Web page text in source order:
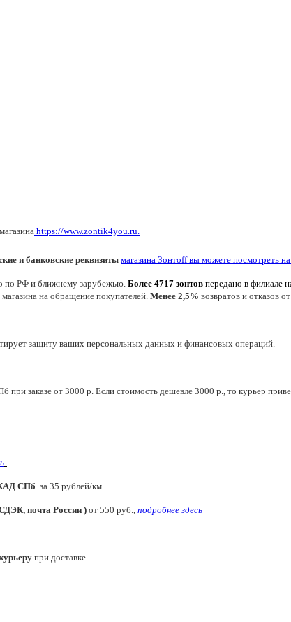
магазина https://www.zontik4you.ru.
и банковские реквизиты магазина Зонтoff вы можете посмотреть
по РФ и ближнему зарубежью. Более 4717 зонтов передано в филиале
на обращение покупателей. Менее 2,5% возвратов и отказов от
защиту ваших персональных данных и финансовых операций.
при заказе от 3000 р. Если стоимость дешевле 3000 р., то курьер
СПб за 35 рублей/км
почта России ) от 550 руб., подробнее здесь
при доставке